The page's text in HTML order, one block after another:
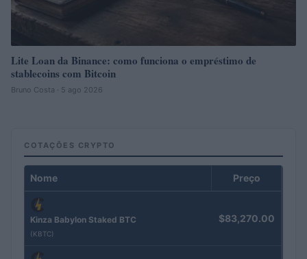
Lite Loan da Binance: como funciona o empréstimo de
stablecoins com Bitcoin
Bruno Costa · 5 ago 2026
COTAÇÕES CRYPTO
Nome Preço
Kinza Babylon Staked BTC
(KBTC)
$83,270.00